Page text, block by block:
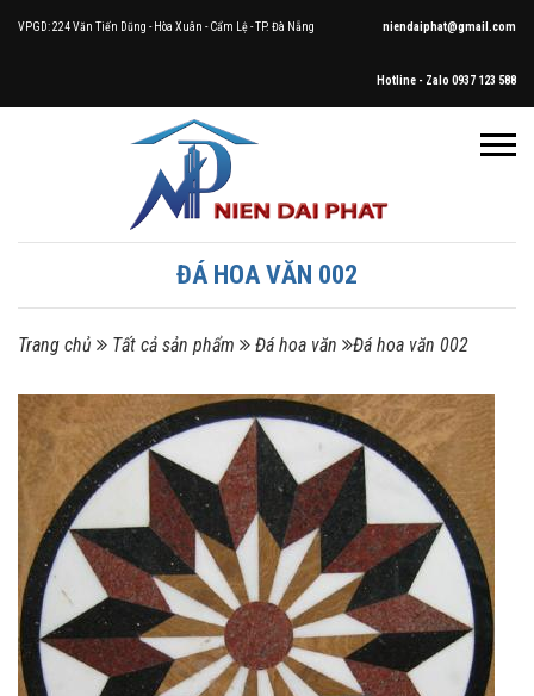
VPGD: 224 Văn Tiến Dũng - Hòa Xuân - Cẩm Lệ - TP. Đà Nẵng niendaiphat@gmail.com
Hotline - Zalo 0937 123 588
ĐÁ HOA VĂN 002
Trang chủ Tất cả sản phẩm Đá hoa văn Đá hoa văn 002